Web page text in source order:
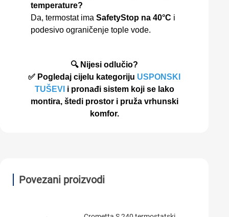
temperature?
Da, termostat ima SafetyStop na 40°C i
podesivo ograničenje tople vode.
🔍 Nijesi odlučio?
✅ Pogledaj cijelu kategoriju USPONSKI
TUŠEVI i pronađi sistem koji se lako
montira, štedi prostor i pruža vrhunski
komfor.
Povezani proizvodi